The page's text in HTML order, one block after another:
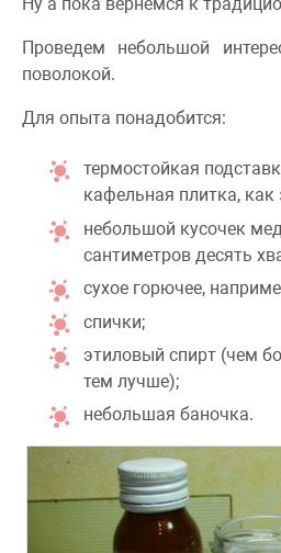
Проведем небольшой
поволокой.
Для опыта понадобится:
термостойкая
кафельная плитка, как
небольшой кусочек
сантиметров десять
сухое горючее,
спички;
этиловый спирт (чем
тем лучше);
небольшая баночка.